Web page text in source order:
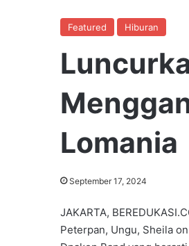
Featured Hiburan
Lomania
September 17, 2024
JAKARTA,
Peterpan, Ungu, Sheila